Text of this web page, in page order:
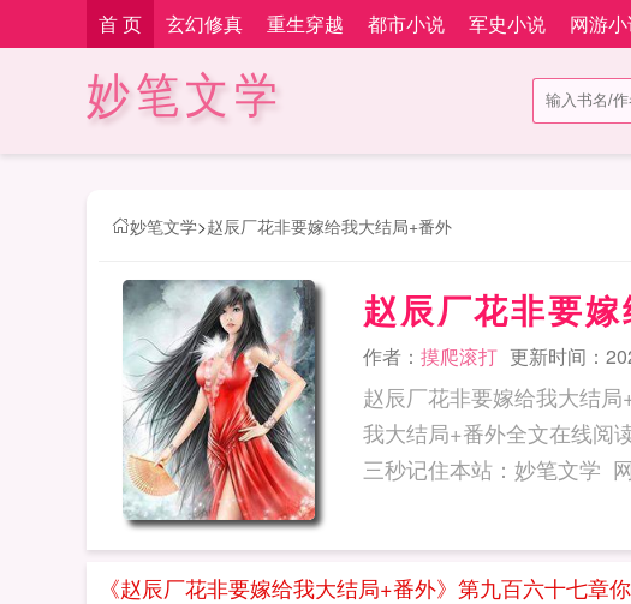
首 页 玄幻修真 重生穿越 都市小说 军史小说 网游
妙笔文学
妙笔文学>赵辰厂花非要嫁给我大结局+番外
赵辰厂花非要
作者： 摸爬滚打 更新时间：
赵辰厂花非要嫁给我大结
我大结局+番外全文在线阅读
《赵辰厂花非要嫁给我大结局+番外》第九百六十七章